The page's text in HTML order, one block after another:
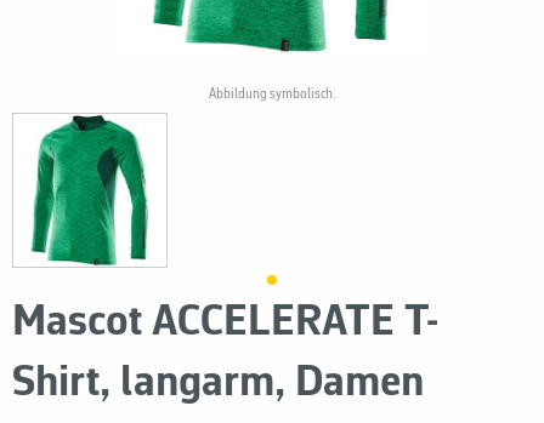
Mascot ACCELERATE T-
Shirt, langarm, Damen
Abbildung symbolisch.